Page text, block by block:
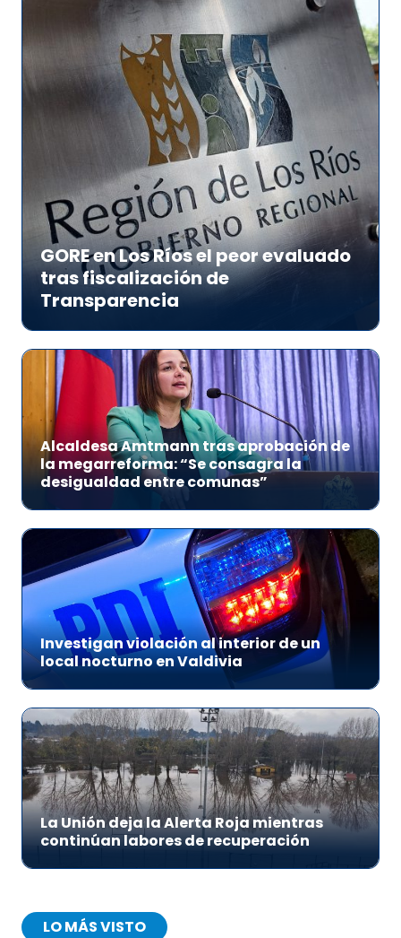
GORE en Los Ríos el peor evaluado
tras fiscalización de
Transparencia
Alcaldesa Amtmann tras aprobación de
la megarreforma: “Se consagra la
desigualdad entre comunas”
Investigan violación al interior de un
local nocturno en Valdivia
La Unión deja la Alerta Roja mientras
continúan labores de recuperación
LO MÁS VISTO